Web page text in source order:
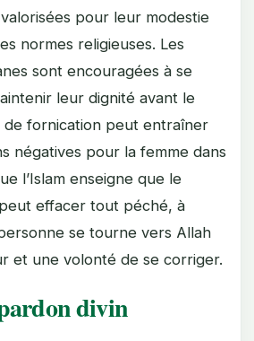
pour leur modestie
normes religieuses. Les
sont encouragées à se
leur dignité avant le
de fornication peut entraîner
négatives pour la femme dans
l’Islam enseigne que le
effacer tout péché, à
se tourne vers Allah
et une volonté de se corriger.
divin